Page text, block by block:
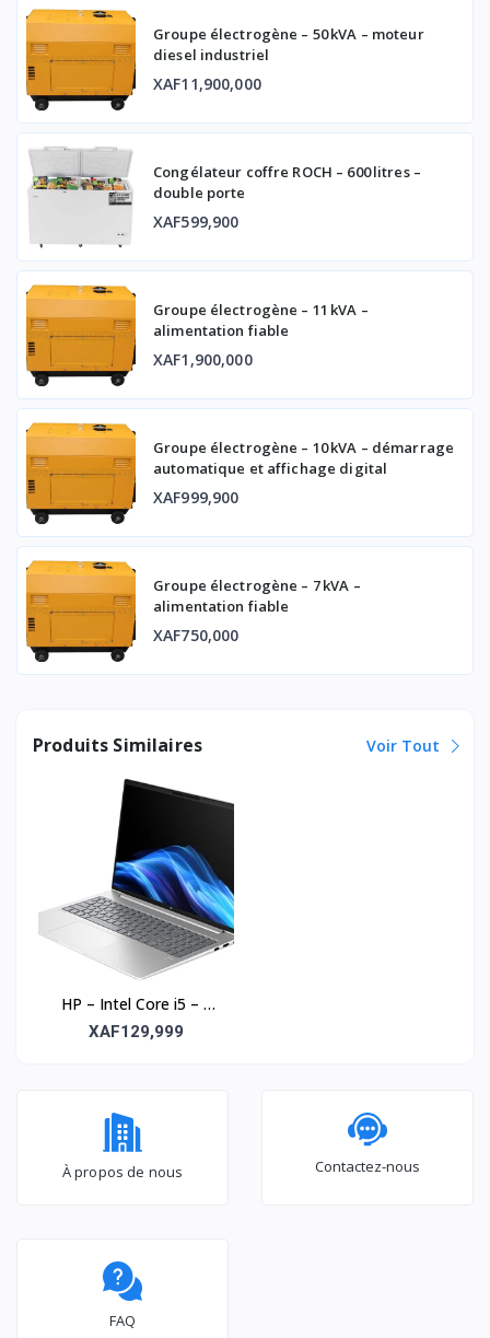
Groupe électrogène – 50 kVA – moteur
diesel industriel
XAF11,900,000
Congélateur coffre ROCH – 600 litres –
double porte
XAF599,900
Groupe électrogène – 11 kVA –
alimentation fiable
XAF1,900,000
Groupe électrogène – 10 kVA – démarrage
automatique et affichage digital
XAF999,900
Groupe électrogène – 7 kVA –
alimentation fiable
XAF750,000
Produits Similaires Voir Tout
HP – Intel Core i5 – 8
Go RAM – 500 Go
XAF129,999
À propos de nous Contactez-nous
FAQ